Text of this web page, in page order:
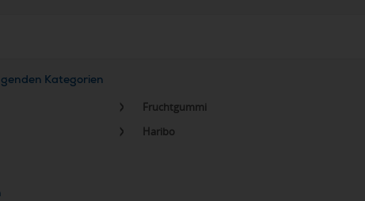
Kategorien
Fruchtgummi
Haribo